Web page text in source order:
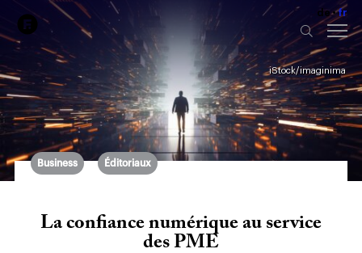
de fr
iStock/imaginima
Business Éditoriaux
La confiance numérique au service
des PME